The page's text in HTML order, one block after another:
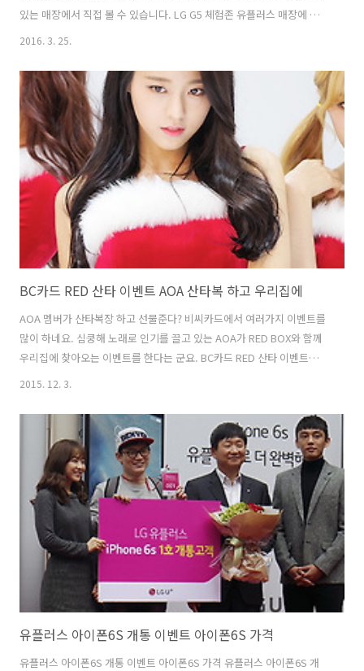
있는 매장에서 직접 볼 수 있습니다. LG G5 체험존 유플러스 매장에 들
어서자마자 딱 먼저 제품이 보이더군요. 덤으로 인증샷 이벤트 G5 +
세트로 준다는군요. LG G5 체험존 유플러스 매장은 지금 계속 늘어나는
중이니 인근 유플러스 매장에 먼저 전화해서 체험 가능하냐고 물어본 뒤
가보는게 좋을듯 합니다. 가서 맘편하게 만져볼 수 있으니까요. 저도 정
말 맘 편하게 이것저것 만져봤습니다. 직접 이것저것 만져보고 사진 찍어
도 됩니다. 화각이 정말 상당히 넓어졌네요. 개인적으로는 사진이 ..
2016. 3. 25.
BC카드 RED 산타 이벤트 AOA 산타복 하고 우리집에
AOA 멤버가 산타복장 하고 선물준다? 비씨카드에서 여러가지 이벤트를
많이 하네요. 심쿵해 노래로 인기를 끌고 있는 AOA가 RED BOX와 함께
우리집에 찾아오는 이벤트를 한다는 군요. BC카드 RED 산타 이벤트가
그것인데요. 이벤트 페이지에서 응모 시 2,016명에게 RED BOX를 증정
AOA멤버에게 투표를 하면 됩니다. BC카드 RED 산타 이벤트 당첨자 중
16명에게는 직접 AOA 멤버가 선물을 배송하러 온다는 군요. 각 멤버의
공약 실천도 한다고 하니 상상만 해도 심쿵하네요. 2,000명에게는 사뿐
사뿐상으로 택배로 배송이 된다고 해요. RED BOX는 AOA 콜라보 리미
티드 에디션 기프트 7종이 담긴 크리스마스 선물박..
2015. 12. 3.
유플러스 아이폰6S 개통 이벤트 아이폰6S 가격
유플러스 아이폰6S 개통 이벤트 아이폰6S 가격 유플러스 아이폰6S 개